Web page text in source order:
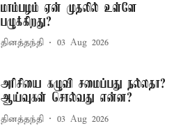
மாம்பழம் ஏன் முதலில் உள்ளே
பழுக்கிறது?
தினத்தந்தி 03 Aug 2026
அரிசியை கழுவி சமைப்பது நல்லதா?
ஆய்வுகள் சொல்வது என்ன?
தினத்தந்தி 03 Aug 2026